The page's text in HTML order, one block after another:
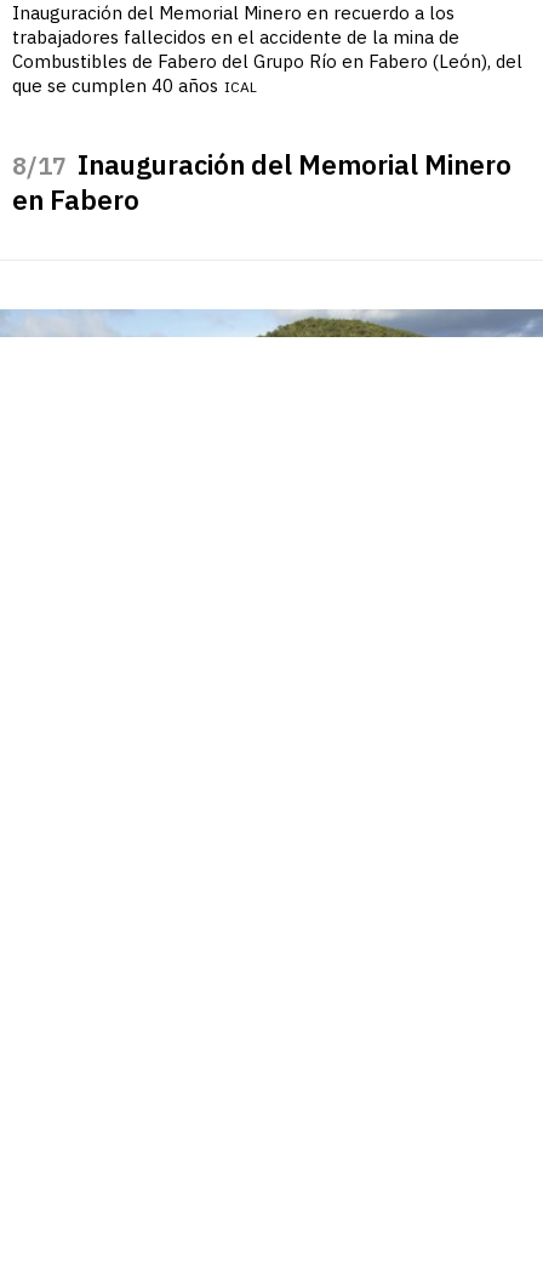
Inauguración del Memorial Minero en recuerdo a los
trabajadores fallecidos en el accidente de la mina de
Combustibles de Fabero del Grupo Río en Fabero (León), del
que se cumplen 40 años ICAL
/17 Inauguración del Memorial Minero
en Fabero